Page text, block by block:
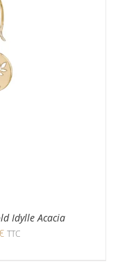
Idylle Acacia
TTC